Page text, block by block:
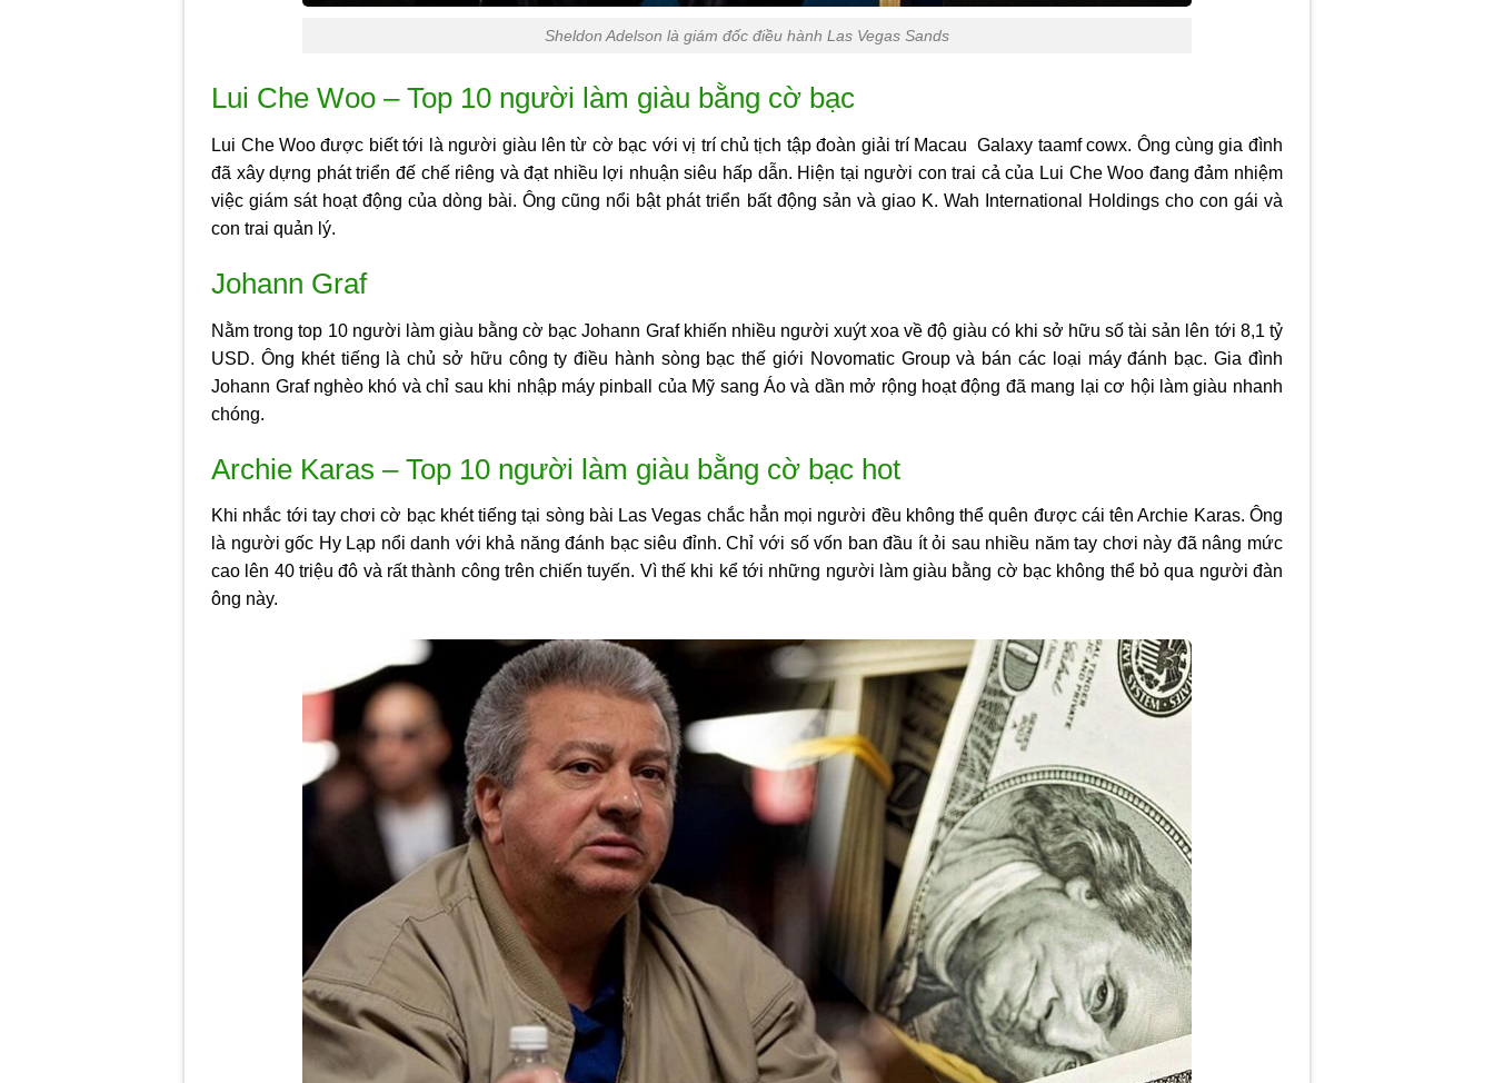
Sheldon Adelson là giám đốc điều hành Las Vegas Sands
Lui Che Woo – Top 10 người làm giàu bằng cờ bạc
Lui Che Woo được biết tới là người giàu lên từ cờ bạc với vị trí chủ tịch tập đoàn giải trí Macau Galaxy taamf cowx. Ông cùng gia đình
đã xây dựng phát triển đế chế riêng và đạt nhiều lợi nhuận siêu hấp dẫn. Hiện tại người con trai cả của Lui Che Woo đang đảm nhiệm
việc giám sát hoạt động của dòng bài. Ông cũng nổi bật phát triển bất động sản và giao K. Wah International Holdings cho con gái và
con trai quản lý.
Johann Graf
Nằm trong top 10 người làm giàu bằng cờ bạc Johann Graf khiến nhiều người xuýt xoa về độ giàu có khi sở hữu số tài sản lên tới 8,1 tỷ
USD. Ông khét tiếng là chủ sở hữu công ty điều hành sòng bạc thế giới Novomatic Group và bán các loại máy đánh bạc. Gia đình
Johann Graf nghèo khó và chỉ sau khi nhập máy pinball của Mỹ sang Áo và dần mở rộng hoạt động đã mang lại cơ hội làm giàu nhanh
chóng.
Archie Karas – Top 10 người làm giàu bằng cờ bạc hot
Khi nhắc tới tay chơi cờ bạc khét tiếng tại sòng bài Las Vegas chắc hẳn mọi người đều không thể quên được cái tên Archie Karas. Ông
là người gốc Hy Lạp nổi danh với khả năng đánh bạc siêu đỉnh. Chỉ với số vốn ban đầu ít ỏi sau nhiều năm tay chơi này đã nâng mức
cao lên 40 triệu đô và rất thành công trên chiến tuyến. Vì thế khi kể tới những người làm giàu bằng cờ bạc không thể bỏ qua người đàn
ông này.